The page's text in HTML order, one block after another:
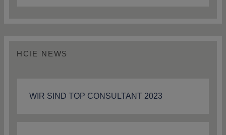
HCIE NEWS
WIR SIND TOP CONSULTANT 2023